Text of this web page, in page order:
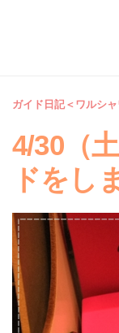
ガイド日記＜ワルシャ
4/30（
ドをし